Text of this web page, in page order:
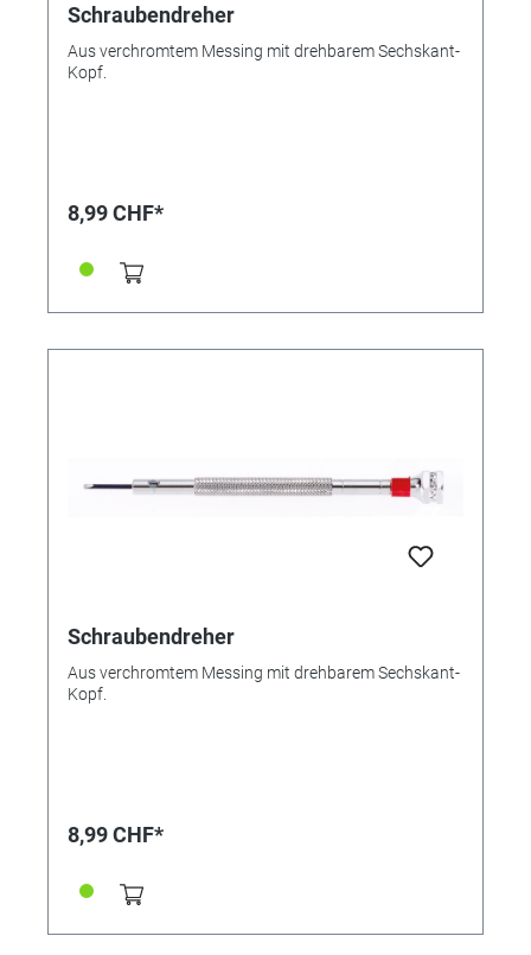
Schraubendreher
Aus verchromtem Messing mit drehbarem Sechskant-
Kopf.
8,99 CHF*
Schraubendreher
Aus verchromtem Messing mit drehbarem Sechskant-
Kopf.
8,99 CHF*